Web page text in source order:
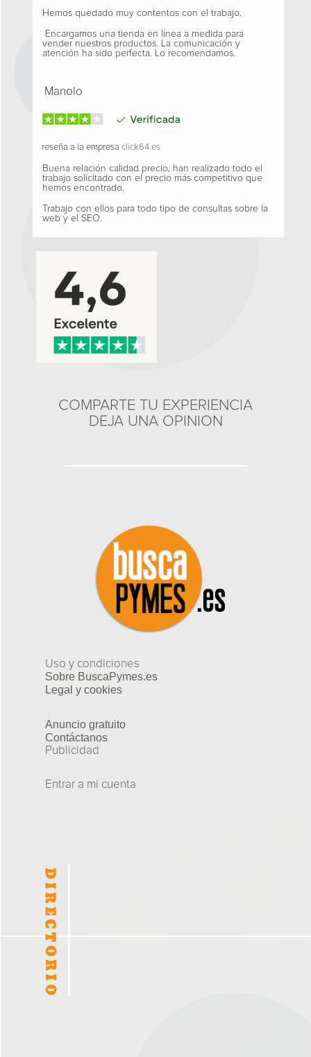
Hemos quedado muy contentos con el trabajo.
Encargamos una tienda en linea a medida para
vender nuestros productos. La comunicación y
atención ha sido perfecta. Lo recomendamos.
Manolo
reseña a la empresa click64.es
Buena relación calidad precio, han realizado todo el
trabajo solicitado con el precio más competitivo que
hemos encontrado.
Trabajo con ellos para todo tipo de consultas sobre la
web y el SEO.
COMPARTE TU EXPERIENCIA
DEJA UNA OPINION
Uso y condiciones
Sobre BuscaPymes.es
Legal y cookies
Anuncio gratuito
Contáctanos
Publicidad
Entrar a mi cuenta